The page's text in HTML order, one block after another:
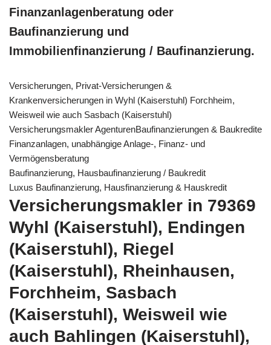
Finanzanlagenberatung oder
Baufinanzierung und
Immobilienfinanzierung / Baufinanzierung.
Versicherungen, Privat-Versicherungen &
Krankenversicherungen in Wyhl (Kaiserstuhl) Forchheim,
Weisweil wie auch Sasbach (Kaiserstuhl)
Versicherungsmakler AgenturenBaufinanzierungen & Baukredite
Finanzanlagen, unabhängige Anlage-, Finanz- und
Vermögensberatung
Baufinanzierung, Hausbaufinanzierung / Baukredit
Luxus Baufinanzierung, Hausfinanzierung & Hauskredit
Versicherungsmakler in 79369
Wyhl (Kaiserstuhl), Endingen
(Kaiserstuhl), Riegel
(Kaiserstuhl), Rheinhausen,
Forchheim, Sasbach
(Kaiserstuhl), Weisweil wie
auch Bahlingen (Kaiserstuhl),